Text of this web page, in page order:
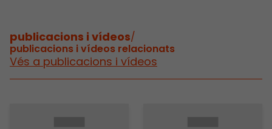
publicacions i vídeos/
publicacions i vídeos relacionats
Vés a publicacions i vídeos